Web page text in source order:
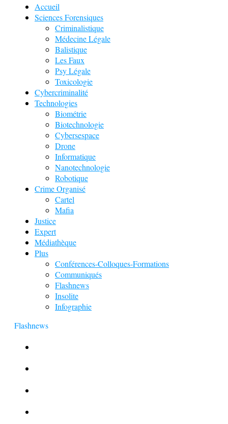
Accueil
Sciences Forensiques
Criminalistique
Médecine Légale
Balistique
Les Faux
Psy Légale
Toxicologie
Cybercriminalité
Technologies
Biométrie
Biotechnologie
Cybersespace
Drone
Informatique
Nanotechnologie
Robotique
Crime Organisé
Cartel
Mafia
Justice
Expert
Médiathèque
Plus
Conférences-Colloques-Formations
Communiqués
Flashnews
Insolite
Infographie
Flashnews